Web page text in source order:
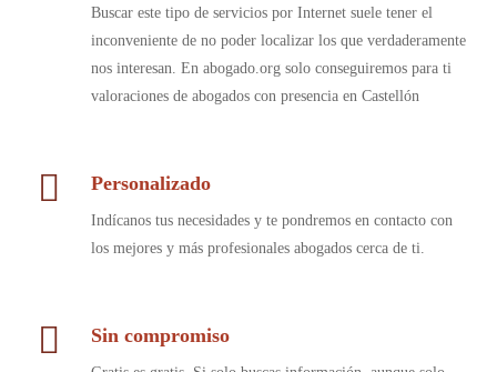
Buscar este tipo de servicios por Internet suele tener el
inconveniente de no poder localizar los que verdaderamente
nos interesan. En abogado.org solo conseguiremos para ti
valoraciones de abogados con presencia en Castellón
Personalizado
Indícanos tus necesidades y te pondremos en contacto con
los mejores y más profesionales abogados cerca de ti.
Sin compromiso